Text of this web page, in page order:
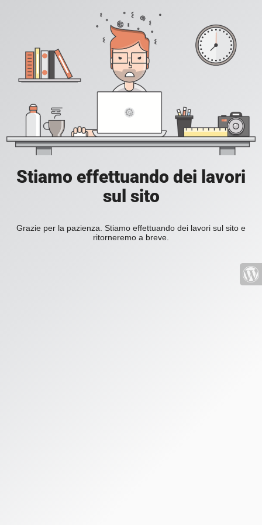
Stiamo effettuando dei lavori
sul sito
Grazie per la pazienza. Stiamo effettuando dei lavori sul sito e
ritorneremo a breve.